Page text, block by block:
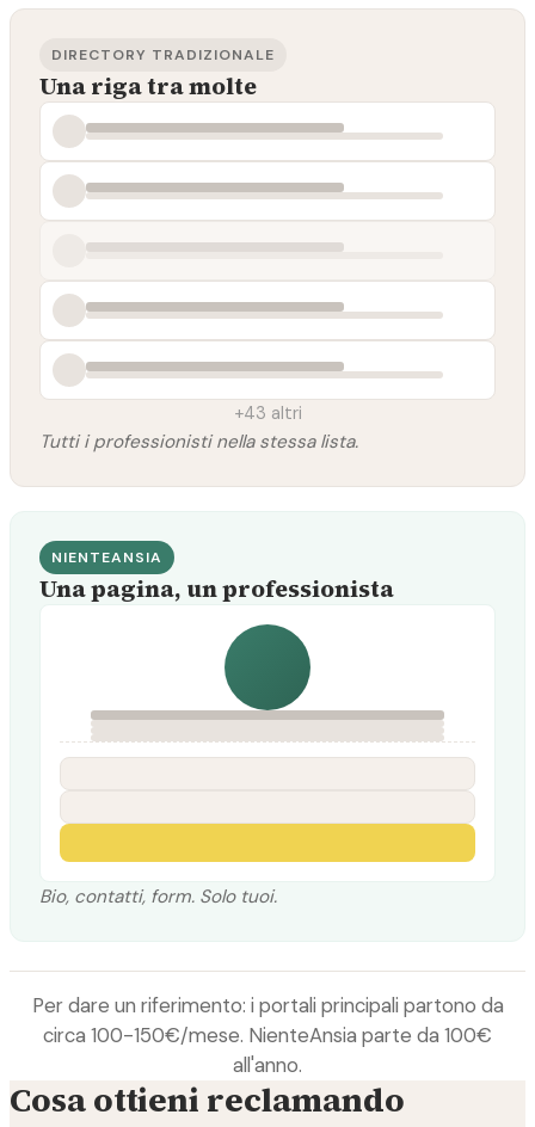
DIRECTORY TRADIZIONALE
Una riga tra molte
+43 altri
Tutti i professionisti nella stessa lista.
NIENTEANSIA
Una pagina, un professionista
Bio, contatti, form. Solo tuoi.
Per dare un riferimento: i portali principali partono da
circa 100-150€/mese. NienteAnsia parte da 100€
all'anno.
Cosa ottieni reclamando